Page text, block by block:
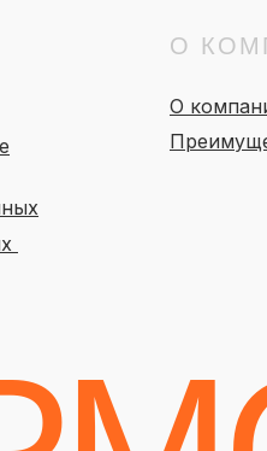
О
О